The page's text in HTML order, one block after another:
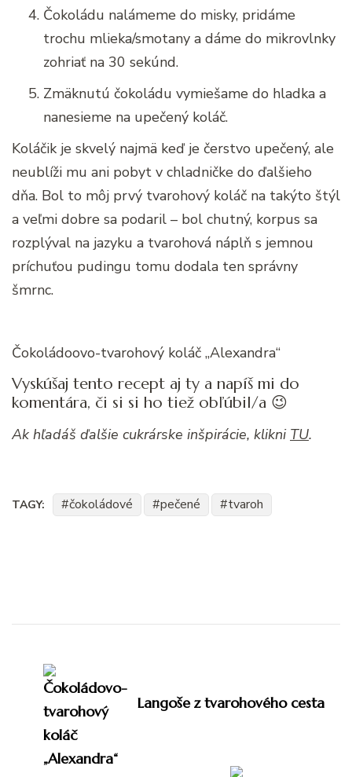
Čokoládu nalámeme do misky, pridáme
trochu mlieka/smotany a dáme do mikrovlnky
zohriať na 30 sekúnd.
Zmäknutú čokoládu vymiešame do hladka a
nanesieme na upečený koláč.
Koláčik je skvelý najmä keď je čerstvo upečený, ale
neublíži mu ani pobyt v chladničke do ďalšieho
dňa. Bol to môj prvý tvarohový koláč na takýto štýl
a veľmi dobre sa podaril – bol chutný, korpus sa
rozplýval na jazyku a tvarohová náplň s jemnou
príchuťou pudingu tomu dodala ten správny
šmrnc.
Čokoládoovo-tvarohový koláč „Alexandra“
Vyskúšaj tento recept aj ty a napíš mi do
komentára, či si si ho tiež obľúbil/a 😉
Ak hľadáš ďalšie cukrárske inšpirácie, klikni TU.
TAGY: čokoládové pečené tvaroh
článku
Langoše z tvarohového cesta